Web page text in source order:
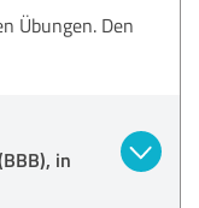
Übungen. Den
in